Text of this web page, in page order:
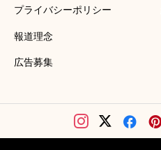
プライバシーポリシー
報道理念
広告募集